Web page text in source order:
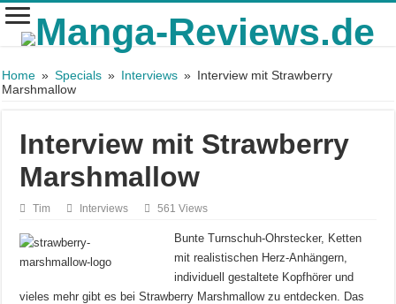
Home » Specials » Interviews » Interview mit Strawberry
Marshmallow
Interview mit Strawberry
Marshmallow
Tim Interviews 561 Views
Bunte Turnschuh-Ohrstecker, Ketten
mit realistischen Herz-Anhängern,
individuell gestaltete Kopfhörer und
vieles mehr gibt es bei Strawberry Marshmallow zu entdecken. Das